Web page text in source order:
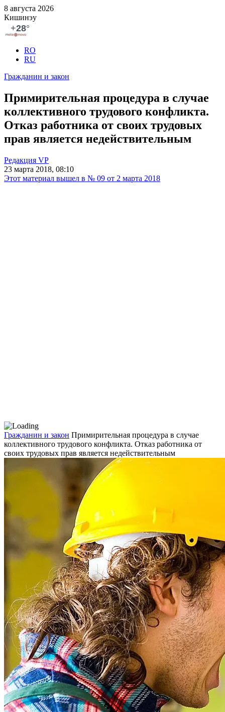
8 августа 2026
Кишинэу
RO
RU
Гражданин и закон
Примирительная процедура в случае
коллективного трудового конфликта.
Отказ работника от своих трудовых
прав является недействительным
Редакция VP
23 марта 2018, 08:10
Этот материал вышел в № 09 от 2 марта 2018
Гражданин и закон Примирительная процедура в случае
коллективного трудового конфликта. Отказ работника от
своих трудовых прав является недействительным